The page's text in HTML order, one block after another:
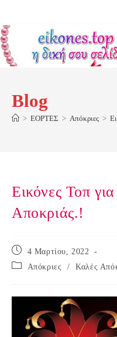
content
Blog
> ΕΟΡΤΕΣ > Απόκριες >
Εικόνες Τοπ
Αποκριάς.!
Post
published:
4 Μαρτίου, 2022
Post
Απόκριες / Καλές